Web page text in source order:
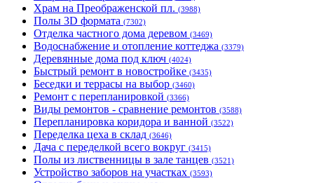
Храм на Преображенской пл. (3988)
Полы 3D формата (7302)
Отделка частного дома деревом (3469)
Водоснабжение и отопление коттеджа (3379)
Деревянные дома под ключ (4024)
Быстрый ремонт в новостройке (3435)
Беседки и террасы на выбор (3460)
Ремонт с перепланировкой (3366)
Виды ремонтов - сравнение ремонтов (3588)
Перепланировка коридора и ванной (3522)
Переделка цеха в склад (3646)
Дача с переделкой всего вокруг (3415)
Полы из лиственницы в зале танцев (3521)
Устройство заборов на участках (3593)